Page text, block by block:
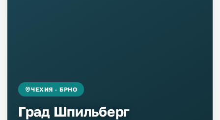
ЧЕХИЯ · БРНО
Град Шпильберг